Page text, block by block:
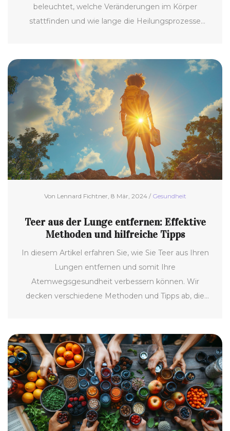
beleuchtet, welche Veränderungen im Körper
stattfinden und wie lange die Heilungsprozesse
zu unterstützen. Leser können auch erfahren, welche
Symptome nach der Beendigung des Vapens
auftreten können und wie man am besten damit
umgeht.
Von Lennard Fichtner, 8 Mär, 2024 / Gesundheit
Teer aus der Lunge entfernen: Effektive
Methoden und hilfreiche Tipps
In diesem Artikel erfahren Sie, wie Sie Teer aus Ihren
Lungen entfernen und somit Ihre
Atemwegsgesundheit verbessern können. Wir
decken verschiedene Methoden und Tipps ab, die
medizinischen Behandlungen, erhalten Sie alle
notwendigen Informationen, um einen gesünderen
Lebensweg einzuschlagen. Unsere Inhalte basieren
auf Forschungsergebnissen und bieten praxisnahe
Ratschläge für Personen, die mit den Folgen des
Rauchens oder anderer teerhaltiger
Luftverschmutzungen zu kämpfen haben.